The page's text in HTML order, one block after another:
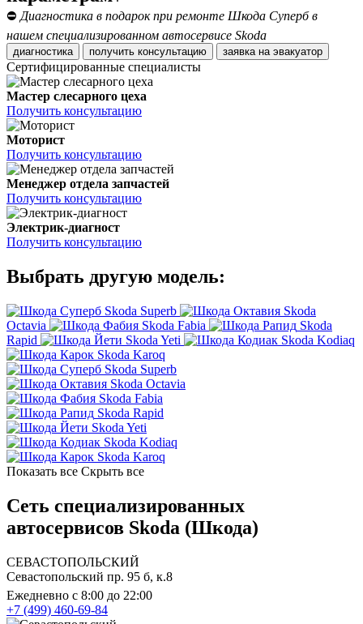
⛔ Диагностика в подарок при ремонте Шкода Суперб в
нашем специализированном автосервисе Skoda
диагностика получить консультацию заявка на эвакуатор
Сертифицированные специалисты
Мастер слесарного цеха
Получить консультацию
Моторист
Получить консультацию
Менеджер отдела запчастей
Получить консультацию
Электрик-диагност
Получить консультацию
Выбрать другую модель:
Skoda Superb
Skoda
Octavia
Skoda Fabia
Skoda
Rapid
Skoda Yeti
Skoda Kodiaq
Skoda Karoq
Skoda Superb
Skoda Octavia
Skoda Fabia
Skoda Rapid
Skoda Yeti
Skoda Kodiaq
Skoda Karoq
Показать все Скрыть все
Сеть специализированных
автосервисов Skoda (Шкода)
СЕВАСТОПОЛЬСКИЙ
Севастопольский пр. 95 б, к.8
Ежедневно с 8:00 до 22:00
+7 (499) 460-69-84